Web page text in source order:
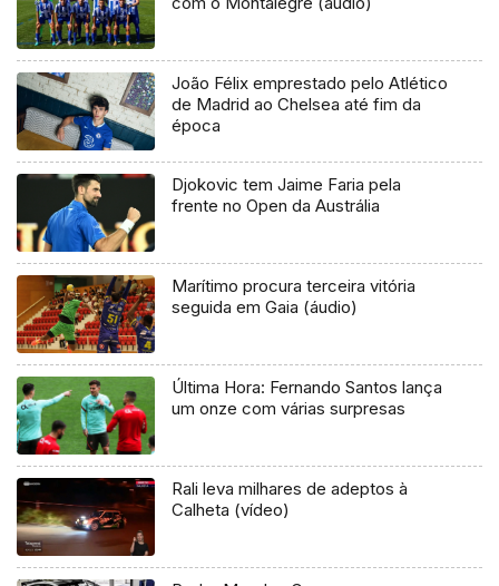
João Félix emprestado pelo Atlético
de Madrid ao Chelsea até fim da
época
Djokovic tem Jaime Faria pela
frente no Open da Austrália
Marítimo procura terceira vitória
seguida em Gaia (áudio)
Última Hora: Fernando Santos lança
um onze com várias surpresas
Rali leva milhares de adeptos à
Calheta (vídeo)